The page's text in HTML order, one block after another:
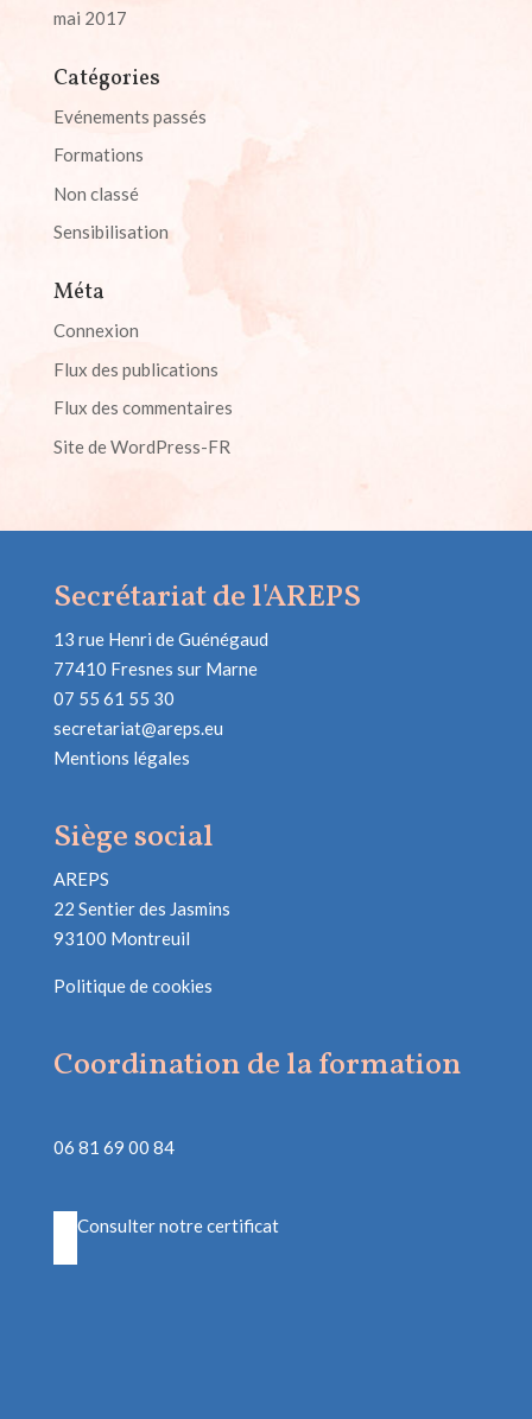
mai 2017
Catégories
Evénements passés
Formations
Non classé
Sensibilisation
Méta
Connexion
Flux des publications
Flux des commentaires
Site de WordPress-FR
Secrétariat de l'AREPS
13 rue Henri de Guénégaud
77410 Fresnes sur Marne
07 55 61 55 30
secretariat@areps.eu
Mentions légales
Siège social
AREPS
22 Sentier des Jasmins
93100 Montreuil
Politique de cookies
Coordination de la formation
06 81 69 00 84
Consulter notre certificat